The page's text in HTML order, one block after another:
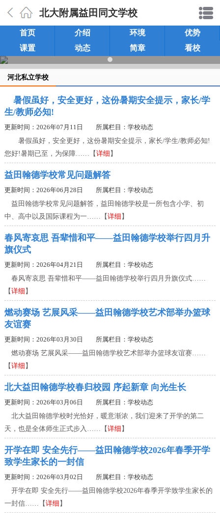
北大附属益田同文学校
首页 介绍 环境
优势
课置
动态 简章 看校
河北私立学校
暑假虽好，安全更好，这份暑期安全提示，家长/学
生/教师必知!
更新时间：2026年07月11日 所属栏目： 学校动态
暑假虽好，安全更好，这份暑期安全提示，家长/学生/教师必知!
您好!暑期已至，为保障……【详细 】
益田翰德学校常见问题解答
更新时间：2026年06月28日 所属栏目： 学校动态
益田翰德学校常见问题解答，益田翰德学校是一所包含小学、初
中、高中以及国际课程为一……【详细 】
春风寄哀思 吾辈惜和平——益田翰德学校举行四月升
旗仪式
更新时间：2026年04月21日 所属栏目： 学校动态
春风寄哀思 吾辈惜和平——益田翰德学校举行四月升旗仪式……
【详细 】
燃动赛场 艺展风采——益田翰德学校艺术部举办篮球
友谊赛
更新时间：2026年03月30日 所属栏目： 学校动态
燃动赛场 艺展风采——益田翰德学校艺术部举办篮球友谊赛……
【详细 】
北大益田翰德学校春归校园 序起新章 向光生长
更新时间：2026年03月06日 所属栏目： 学校动态
北大益田翰德学校时光恰好，暖意渐浓，我们迎来了开学的第二
天，也是全体师生正式步入……【详细 】
开学在即 安全先行——益田翰德学校2026年春季开学
致学生家长的一封信
更新时间：2026年03月02日 所属栏目： 学校动态
开学在即 安全先行——益田翰德学校2026年春季开学致学生家长的
一封信……【详细 】